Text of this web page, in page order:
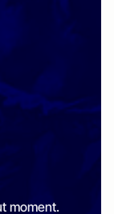
moment.